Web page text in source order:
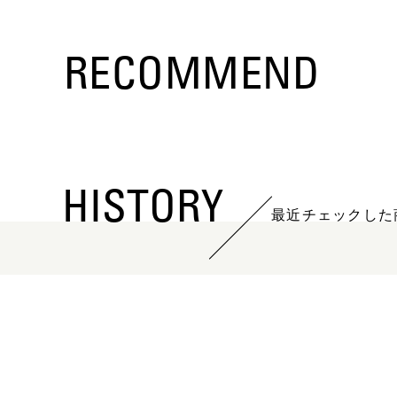
RECOMMEND
HISTORY 最近チェックした